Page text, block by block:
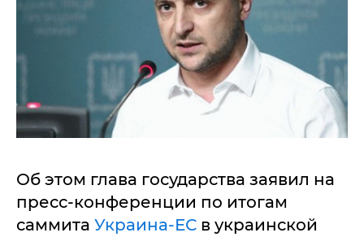
Об этом глава государства заявил на
пресс-конференции по итогам
саммита Украина-ЕС в украинской